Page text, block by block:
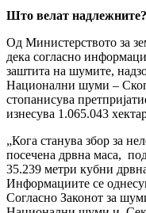
Што велат надлежните?
Од Министерството за
дека согласно
заштита на шумите,
Национални шуми –
стопанисува
изнесува 1.065.043
„Кога станува збор за
посечена дрвна маса,
35.239 метри кубни
Информациите се
Согласно Законот за